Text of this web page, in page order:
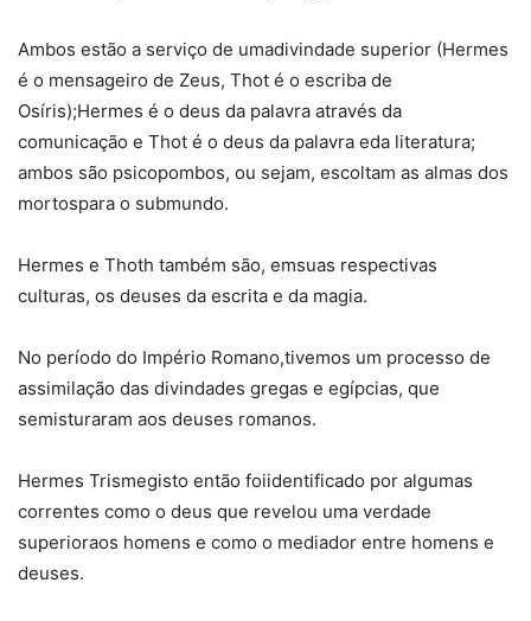
Ambos estão a serviço de umadivindade superior (Hermes
é o mensageiro de Zeus, Thot é o escriba de
Osíris);Hermes é o deus da palavra através da
comunicação e Thot é o deus da palavra eda literatura;
ambos são psicopombos, ou sejam, escoltam as almas dos
mortospara o submundo.
Hermes e Thoth também são, emsuas respectivas
culturas, os deuses da escrita e da magia.
No período do Império Romano,tivemos um processo de
assimilação das divindades gregas e egípcias, que
semisturaram aos deuses romanos.
Hermes Trismegisto então foiidentificado por algumas
correntes como o deus que revelou uma verdade
superioraos homens e como o mediador entre homens e
deuses.